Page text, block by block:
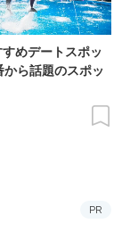
すめデートスポッ
から話題のスポッ
PR